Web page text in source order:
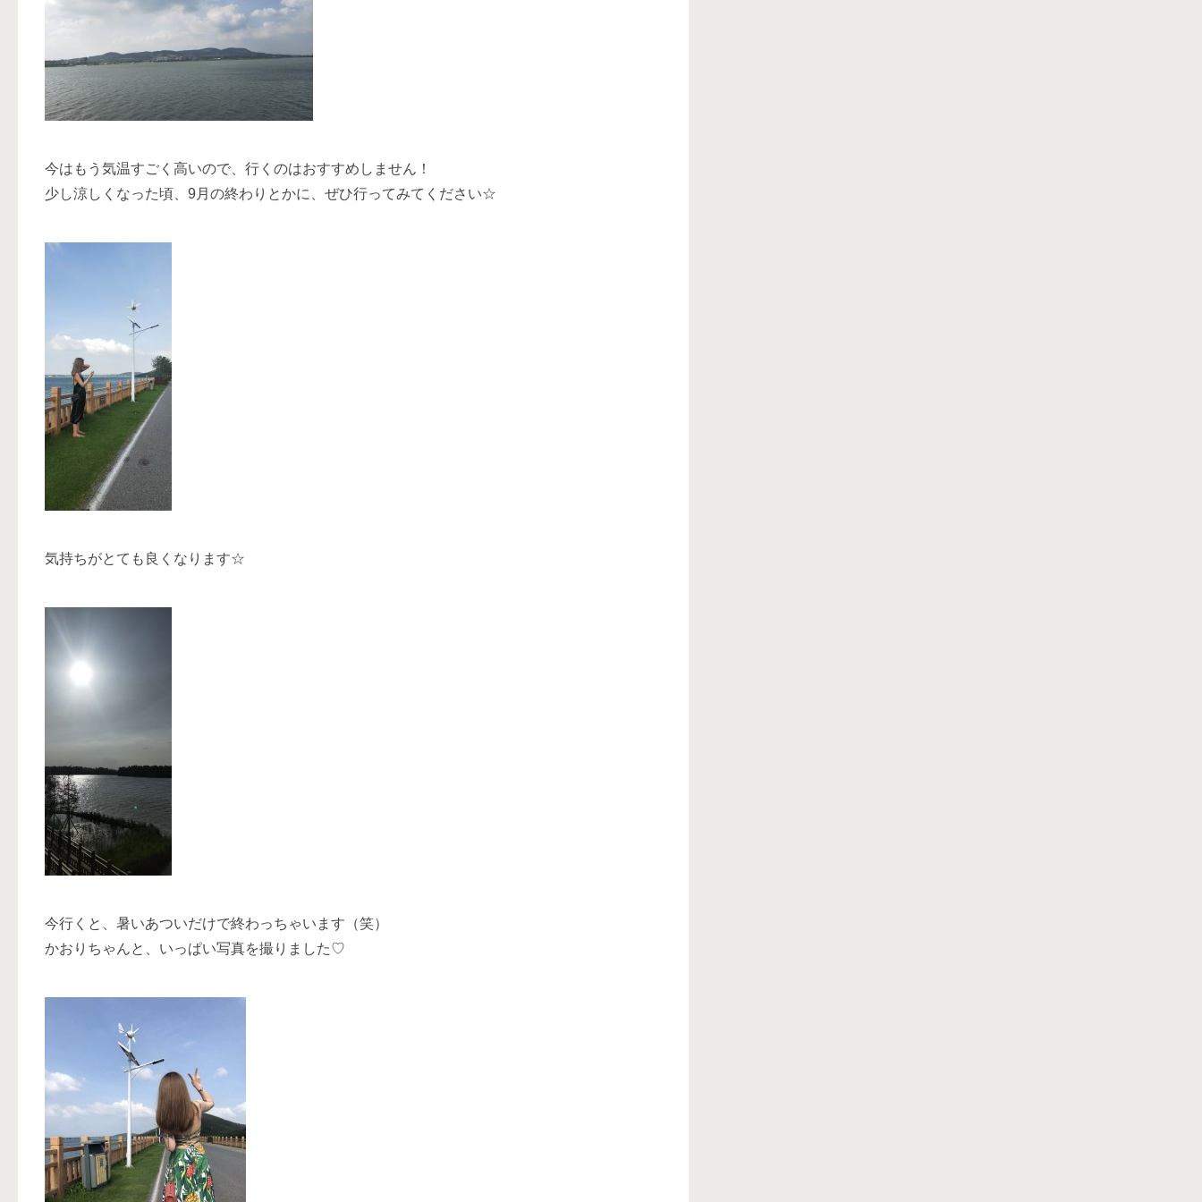
今はもう気温すごく高いので、行くのはおすすめしません！
少し涼しくなった頃、9月の終わりとかに、ぜひ行ってみてください☆
気持ちがとても良くなります☆
今行くと、暑いあついだけで終わっちゃいます（笑）
かおりちゃんと、いっぱい写真を撮りました♡